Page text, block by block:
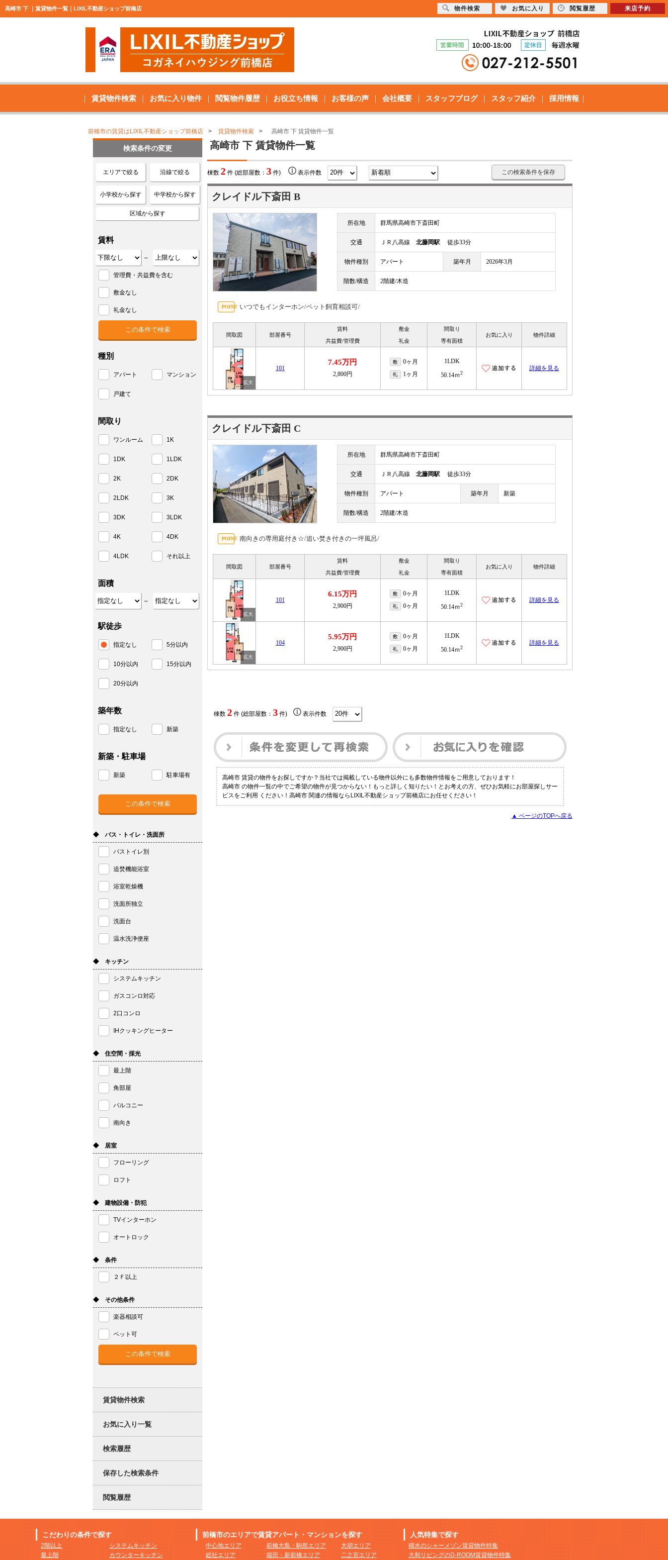
高崎市 下 ｜賃貸物件一覧｜LIXIL不動産ショップ前橋店
賃貸物件検索 お気に入り物件 閲覧物件履歴 お役立ち情報 お客様の声 会社概要 スタッフブログ スタッフ紹介 採用情報
前橋市の賃貸はLIXIL不動産ショップ前橋店 賃貸物件検索 高崎市 下 賃貸物件一覧
高崎市 下 賃貸物件一覧
棟数 2 件 (総部屋数： 3 件) 表示件数 この検索条件を保存
クレイドル下斎田 B
所在地 群馬県高崎市下斎田町
交通 ＪＲ八高線 北藤岡駅 徒歩33分
物件種別 アパート 築年月 2026年3月
階数/構造 2階建/木造
いつでもインターホン/ペット飼育相談可/
間取図 部屋番号
賃料
共益費/管理費
敷金
礼金
間取り
専有面積
お気に入り 物件詳細
101
7.45万円
2,800円
敷 0ヶ月
礼 1ヶ月
1LDK
50.14ｍ2
詳細を見る
クレイドル下斎田 C
所在地 群馬県高崎市下斎田町
交通 ＪＲ八高線 北藤岡駅 徒歩33分
物件種別 アパート 築年月 新築
階数/構造 2階建/木造
南向きの専用庭付き☆/追い焚き付きの一坪風呂/
間取図 部屋番号
賃料
共益費/管理費
敷金
礼金
間取り
専有面積
お気に入り 物件詳細
101
6.15万円
2,900円
敷 0ヶ月
礼 0ヶ月
1LDK
50.14ｍ2
詳細を見る
104
5.95万円
2,900円
敷 0ヶ月
礼 0ヶ月
1LDK
50.14ｍ2
詳細を見る
棟数 2件 (総部屋数： 3件) 表示件数
高崎市 賃貸の物件をお探しですか？当社では掲載している物件以外にも多数物件情報をご用意しております！
高崎市 の物件一覧の中でご希望の物件が見つからない！もっと詳しく知りたい！とお考えの方、ぜひお気軽にお部屋探しサー
ビスをご利用 ください！高崎市 関連の情報ならLIXIL不動産ショップ前橋店にお任せください！
▲ ページのTOPへ戻る
検索条件の変更
エリアで絞る 沿線で絞る
小学校から探す 中学校から探す
区域から探す
賃料
～
管理費・共益費を含む
敷金なし
礼金なし
種別
アパート マンション
戸建て
間取り
ワンルーム 1K
1DK 1LDK
2K 2DK
2LDK 3K
3DK 3LDK
4K 4DK
4LDK それ以上
面積
～
駅徒歩
指定なし 5分以内
10分以内 15分以内
20分以内
築年数
指定なし 新築
新築・駐車場
新築 駐車場有
◆ バス・トイレ・洗面所
バストイレ別
追焚機能浴室
浴室乾燥機
洗面所独立
洗面台
温水洗浄便座
◆ キッチン
システムキッチン
ガスコンロ対応
2口コンロ
IHクッキングヒーター
◆ 住空間・採光
最上階
角部屋
バルコニー
南向き
◆ 居室
フローリング
ロフト
◆ 建物設備・防犯
TVインターホン
オートロック
◆ 条件
２Ｆ以上
◆ その他条件
楽器相談可
ペット可
賃貸物件検索
お気に入り一覧
検索履歴
保存した検索条件
閲覧履歴
こだわりの条件で探す
2階以上
最上階
システムキッチン
カウンターキッチン
前橋市のエリアで賃貸アパート・マンションを探す
中心地エリア
総社エリア
前橋大島・駒形エリア
箱田・新前橋エリア
大胡エリア
二之宮エリア
人気特集で探す
積水のシャーメゾン賃貸物件特集
大和リビングのD-ROOM賃貸物件特集
物件検索 お気に入り 閲覧履歴 来店予約